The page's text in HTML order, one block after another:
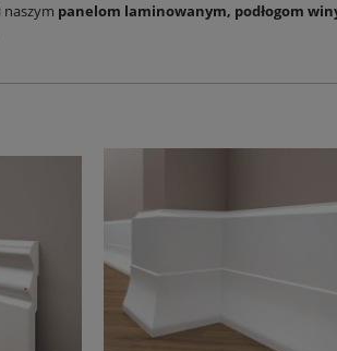
panelom laminowanym, podłogom